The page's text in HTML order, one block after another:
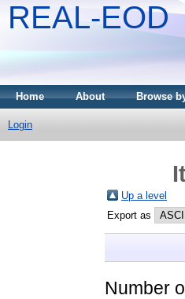
REAL-EOD
Home About Browse
Login
Up a level
Export as
Number